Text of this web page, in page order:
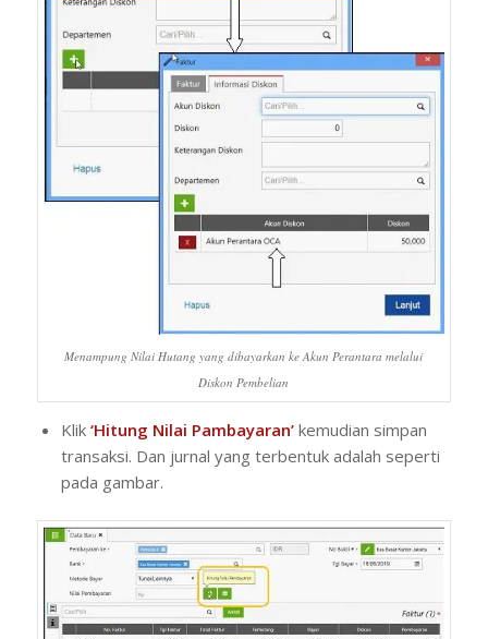
Menampung Nilai Hutang yang dibayarkan ke Akun Perantara melalui
Diskon Pembelian
Klik ‘Hitung Nilai Pambayaran’kemudian simpan
transaksi. Dan jurnal yang terbentuk adalah seperti
pada gambar.